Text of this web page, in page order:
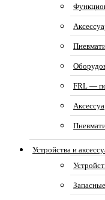
FRL —
Устройства и